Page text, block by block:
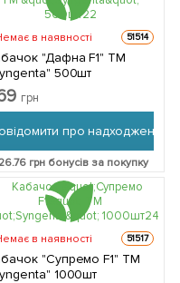
в наявності 51514
"Дафна F1" ТМ
500шт
грн
про надходження
грн бонусів за покупку
в наявності 51517
"Супремо F1" ТМ
1000шт